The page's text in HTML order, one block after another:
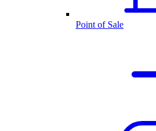
Point of Sale